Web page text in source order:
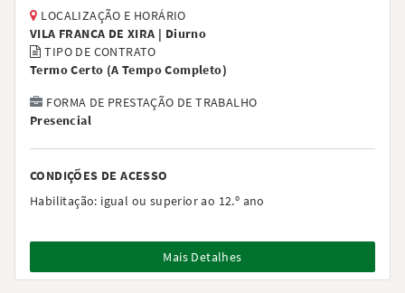
LOCALIZAÇÃO E HORÁRIO
VILA FRANCA DE XIRA | Diurno
TIPO DE CONTRATO
Termo Certo (A Tempo Completo)
FORMA DE PRESTAÇÃO DE TRABALHO
Presencial
CONDIÇÕES DE ACESSO
Habilitação: igual ou superior ao 12.º ano
Mais Detalhes